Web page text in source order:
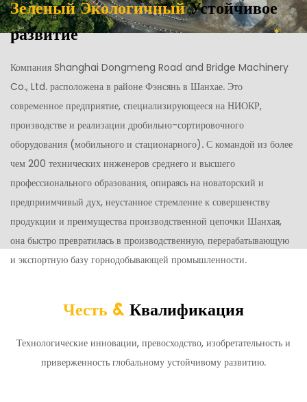
Зеленый ЭкологичныйУстойчивое
развитие
Компания Shanghai Dongmeng Road and Bridge Machinery
Co., Ltd. расположена в районе Фэнсянь в Шанхае. Это
современное предприятие, специализирующееся на НИОКР,
производстве и реализации дробильно-сортировочного
оборудования (мобильного и стационарного). С командой из более
чем 200 технических инженеров среднего и высшего
профессионального образования, опираясь на новаторский и
предприимчивый дух, неустанное стремление к совершенству
продукции и преимущества производственной цепочки Шанхая,
она быстро превратилась в производственную, перерабатывающую
и экспортную базу горнодобывающей промышленности.
Честь & Квалификация
Технологические инновации, превосходство, изобретательность и
приверженность глобальному устойчивому развитию.